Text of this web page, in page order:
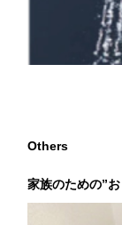
Others
家族のための”お